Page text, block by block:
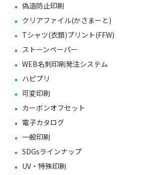
偽造防止印刷
クリアファイル(かさまーと)
Tシャツ(衣類)プリント(FFW)
ストーンペーパー
WEB名刺印刷発注システム
ハピプリ
可変印刷
カーボンオフセット
電子カタログ
一般印刷
SDGsラインナップ
UV・特殊印刷